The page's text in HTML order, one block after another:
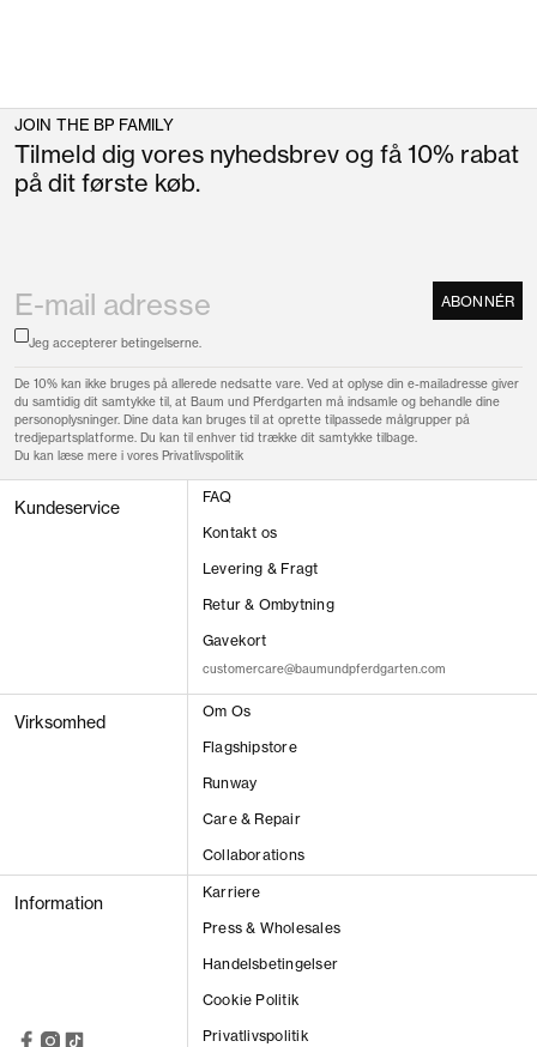
JOIN THE BP FAMILY
Tilmeld dig vores nyhedsbrev og få 10% rabat
på dit første køb.
ABONNÉR
Jeg accepterer betingelserne.
De 10% kan ikke bruges på allerede nedsatte vare. Ved at oplyse din e-mailadresse giver
du samtidig dit samtykke til, at Baum und Pferdgarten må indsamle og behandle dine
personoplysninger. Dine data kan bruges til at oprette tilpassede målgrupper på
tredjepartsplatforme. Du kan til enhver tid trække dit samtykke tilbage.
Du kan læse mere i vores Privatlivspolitik
Kundeservice
FAQ
Kontakt os
Levering & Fragt
Retur & Ombytning
Gavekort
customercare@baumundpferdgarten.com
Virksomhed
Om Os
Flagshipstore
Runway
Care & Repair
Collaborations
Information
Karriere
Press & Wholesales
Handelsbetingelser
Cookie Politik
Privatlivspolitik
VIS RESULTAT